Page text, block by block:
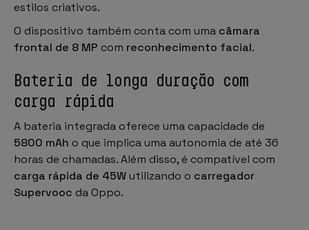
estilos criativos.
O dispositivo também conta com uma câmara
frontal de 8 MP com reconhecimento facial.
Bateria de longa duração com
carga rápida
A bateria integrada oferece uma capacidade de
5800 mAh o que implica uma autonomia de até 36
horas de chamadas. Além disso, é compatível com
carga rápida de 45Wutilizando o carregador
Supervooc da Oppo.